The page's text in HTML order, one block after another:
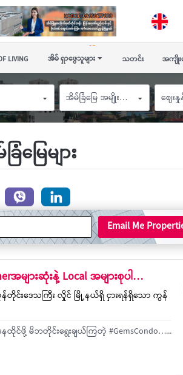
LIVING အိမ် ရှာဖွေသူများ သတင်း အကျိုး
အိမ်ခြံမြေ အမျိုးအစား ဈေး
မြေများ
Email Me
များဆုံးနဲ့ Local အများစုပါ…
ကုန်တိုင်းဒေသကြီး လှိုင် မြို့နယ်ရှိ ငှားရန်ရှိသော ကွန်
င်ဖို့ မိဘတိုင်း​ရွေးချယ်ကြတဲ့ #GemsCondo…...